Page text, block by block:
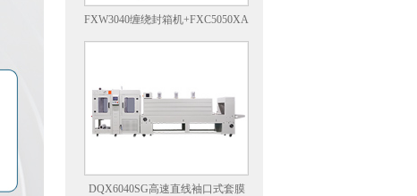
FXW3040缠绕封箱机+FXC5050XA
DQX6040SG高速直线袖口式套膜